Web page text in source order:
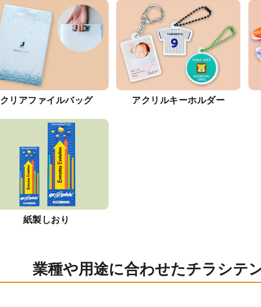
クリアファイルバッグ アクリルキーホルダー
紙製しおり
業種や用途に合わせたチラシテ